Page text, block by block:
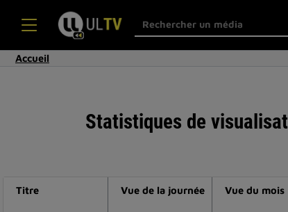
Accueil
Statistiques de
Titre Vue de la journée Vue du mois